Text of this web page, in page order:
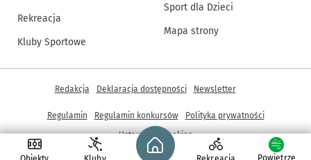
Strona główna - wroclaw.pl
Powietrze
Rekreacja
Kluby Sportowe
Sport dla Dzieci
Mapa strony
Inne informacje
Redakcja Deklaracja dostępności Newsletter
Regulamin Regulamin konkursów
Polityka prywatności
Ustawienia cookies